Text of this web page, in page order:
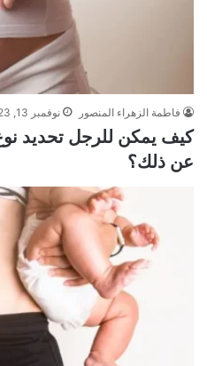
فاطمة الزهراء المنصور نوفمبر 13, 2023
كيف يمكن للرجل تحديد
عن ذلك؟